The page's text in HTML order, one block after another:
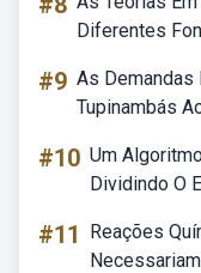
Diferentes
#9 As
Tupinambás
#10 Um
Dividindo O
#11
Reações